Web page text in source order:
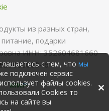
из разных стран,
пoдарки
ИНН: 352604681660
с тем, что мы
подключен сервис
файлы cookies.
Cookies то
на сайте вы